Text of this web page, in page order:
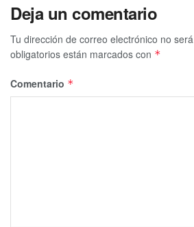
Deja un comentario
Tu dirección de correo electrónico no
obligatorios están marcados con *
Comentario *